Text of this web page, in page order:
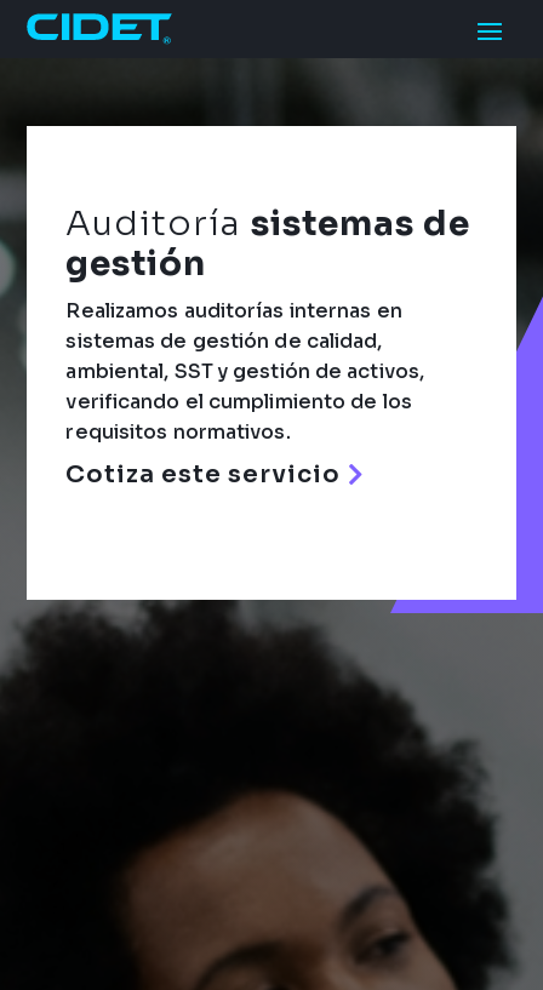
Auditoríasistemas de
gestión
Realizamos auditorías internas en
sistemas de gestión de calidad,
ambiental, SST y gestión de activos,
verificando el cumplimiento de los
requisitos normativos.
Cotiza este servicio